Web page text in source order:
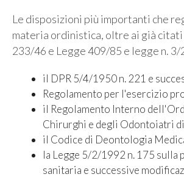
Le disposizioni più importanti che
materia ordinistica, oltre ai già citati
233/46 e Legge 409/85 e legge n. 3/
il DPR 5/4/1950 n. 221 e
Regolamento per l'esercizio
il Regolamento Interno
Chirurghi e degli Odontoiatri
il Codice di Deontologia
la Legge 5/2/1992 n. 175 sulla
sanitaria e successive